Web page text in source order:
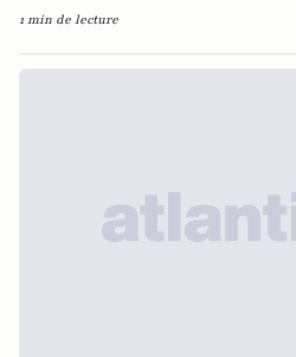
1 min de lecture